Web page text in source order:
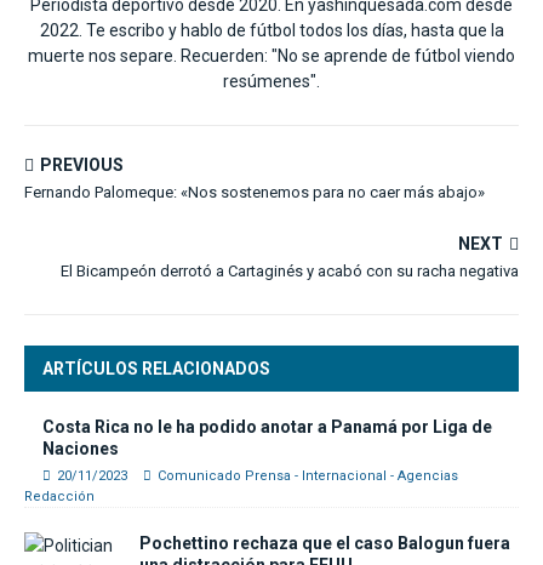
Periodista deportivo desde 2020. En yashinquesada.com desde
2022. Te escribo y hablo de fútbol todos los días, hasta que la
muerte nos separe. Recuerden: "No se aprende de fútbol viendo
resúmenes".
PREVIOUS
Fernando Palomeque: «Nos sostenemos para no caer más abajo»
NEXT
El Bicampeón derrotó a Cartaginés y acabó con su racha negativa
ARTÍCULOS RELACIONADOS
Costa Rica no le ha podido anotar a Panamá por Liga de
Naciones
20/11/2023
Comunicado Prensa - Internacional - Agencias
Redacción
Pochettino rechaza que el caso Balogun fuera